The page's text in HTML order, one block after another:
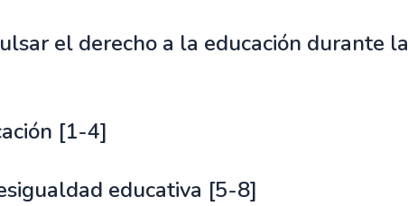
el derecho a la educación durante la
[1-4]
educativa [5-8]